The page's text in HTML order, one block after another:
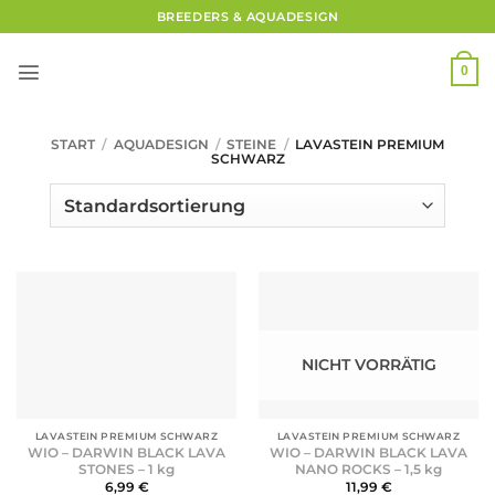
Inhalt
springen
BREEDERS & AQUADESIGN
0
START / AQUADESIGN / STEINE / LAVASTEIN PREMIUM
SCHWARZ
LAVASTEIN PREMIUM SCHWARZ
WIO – DARWIN BLACK LAVA
STONES – 1 kg
6,99 €
NICHT VORRÄTIG
LAVASTEIN PREMIUM SCHWARZ
WIO – DARWIN BLACK LAVA
NANO ROCKS – 1,5 kg
11,99 €